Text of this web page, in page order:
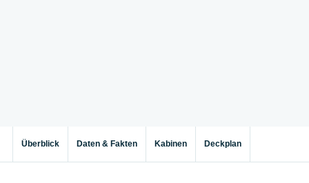
Überblick Daten & Fakten Kabinen Deckplan